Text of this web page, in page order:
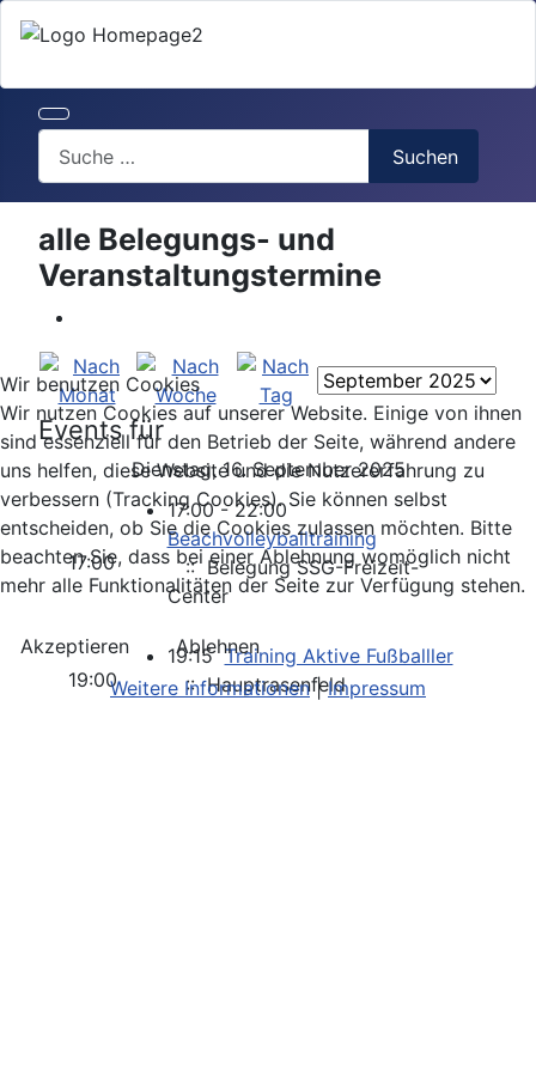
Suchen
alle Belegungs- und
Veranstaltungstermine
Events für
Dienstag, 16. September 2025
17:00
17:00 - 22:00
Beachvolleyballtraining
:: Belegung SSG-Freizeit-
Center
19:00
19:15Training Aktive Fußballler
:: Hauptrasenfeld
Wir benutzen Cookies
Wir nutzen Cookies auf unserer Website. Einige von ihnen
sind essenziell für den Betrieb der Seite, während andere
uns helfen, diese Website und die Nutzererfahrung zu
verbessern (Tracking Cookies). Sie können selbst
entscheiden, ob Sie die Cookies zulassen möchten. Bitte
beachten Sie, dass bei einer Ablehnung womöglich nicht
mehr alle Funktionalitäten der Seite zur Verfügung stehen.
Akzeptieren
Ablehnen
Weitere Informationen|Impressum